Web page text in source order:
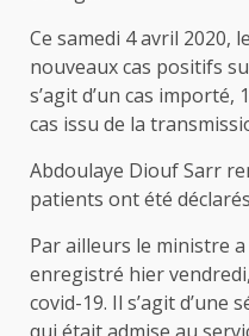
Ce samedi 4 avril 2020,
nouveaux cas positifs
s’agit d’un cas importé,
cas issu de la
Abdoulaye Diouf Sarr
patients ont été
Par ailleurs le ministre
enregistré hier
covid-19. Il s’agit d’une